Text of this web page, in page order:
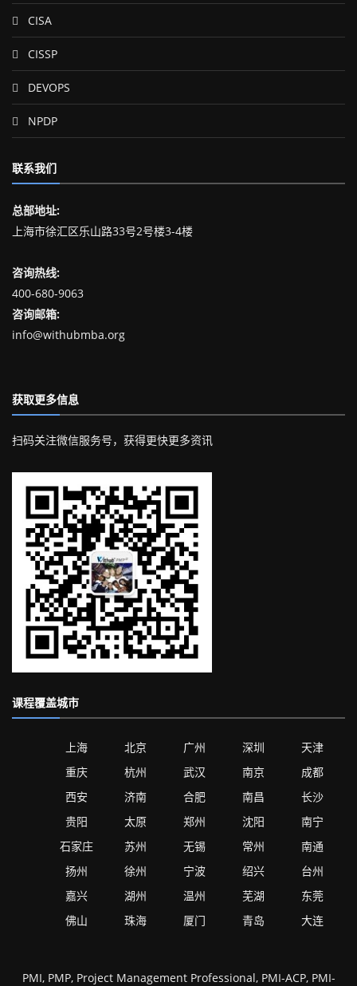
CISA
CISSP
DEVOPS
NPDP
联系我们
总部地址:
上海市徐汇区乐山路33号2号楼3-4楼
咨询热线:
400-680-9063
咨询邮箱:
info@withubmba.org
获取更多信息
扫码关注微信服务号，获得更快更多资讯
课程覆盖城市
上海 北京 广州 深圳
天津
重庆
杭州 武汉 南京
成都
西安
济南 合肥 南昌
长沙
贵阳
太原 郑州 沈阳
南宁
石家庄
苏州 无锡 常州
南通
扬州
徐州 宁波 绍兴
台州
嘉兴
湖州 温州 芜湖
东莞
佛山
珠海 厦门 青岛 大连
PMI, PMP, Project Management Professional, PMI-ACP, PMI-